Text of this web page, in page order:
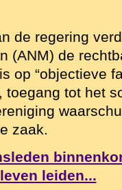
de regering
(ANM) de
op “objectieve
tot het
zaak.
leven leiden...